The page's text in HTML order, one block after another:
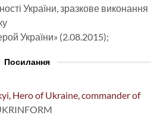
України, зразкове виконання
України» (2.08.2015);
Посилання
Hero of Ukraine, commander of